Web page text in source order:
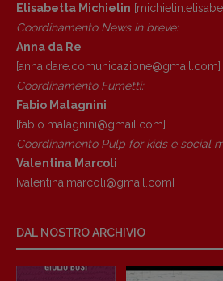
Elisabetta Michielin
Coordinamento News in breve:
Anna da Re
[anna.dare.comunicazione@gmail. com]
Coordinamento Fumetti:
Fabio Malagnini
[fabio.malagnini@gmail. com]
Coordinamento Pulp for kids e social
Valentina Marcoli
[valentina.marcoli@gmail. com]
DAL NOSTRO ARCHIVIO